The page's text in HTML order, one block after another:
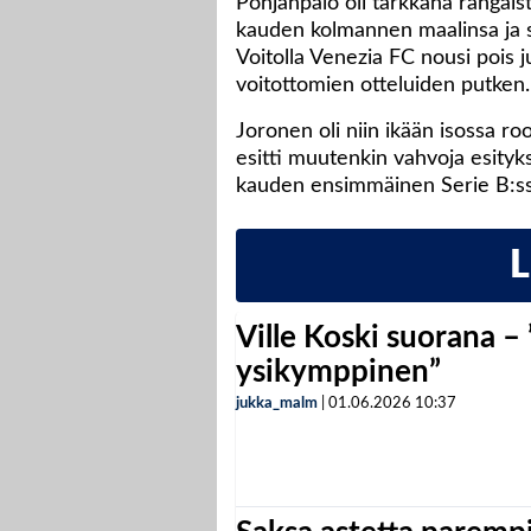
kauden kolmannen maalinsa
Voitolla Venezia FC nousi pois
voitottomien otteluiden putken.
Joronen oli niin ikään isossa
esitti muutenkin vahvoja
kauden ensimmäinen Serie
Ville Koski suorana –
ysikymppinen”
jukka_malm 01.06.2026 10:37